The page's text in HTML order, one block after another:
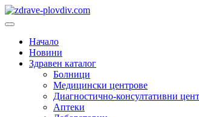
Преминете
към
Основно
Начало
Новини
Здравен каталог
Болници
Медицински центрове
Диагностично-консултативни
Аптеки